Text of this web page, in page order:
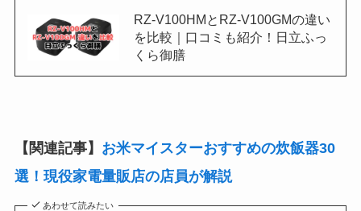
RZ-V100HMとRZ-V100GMの違い
を比較｜口コミも紹介！日立ふっ
くら御膳
【関連記事】 お米マイスターおすすめの炊飯器30
選！現役家電量販店の店員が解説
あわせて読みたい